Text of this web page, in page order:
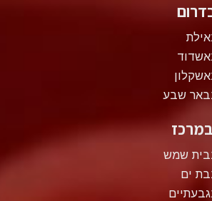
בבאר שבע
במרכז
שמש
ים